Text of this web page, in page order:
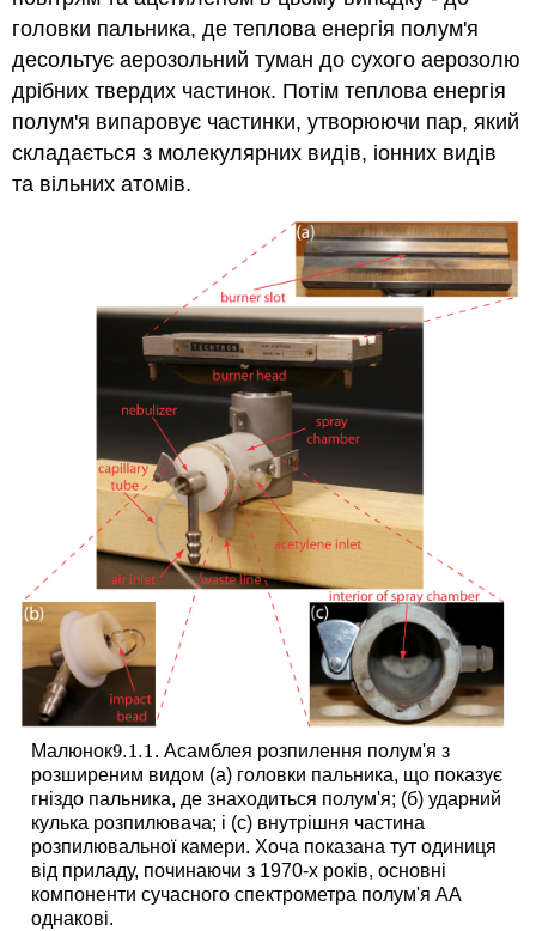
головки пальника, де теплова енергія полум'я
десольтує аерозольний туман до сухого аерозолю
дрібних твердих частинок. Потім теплова енергія
полум'я випаровує частинки, утворюючи пар, який
складається з молекулярних видів, іонних видів
та вільних атомів.
Малюнок9.1.1
9.1.1. Асамблея розпилення полум'я з
розширеним видом (а) головки пальника, що показує
гніздо пальника, де знаходиться полум'я; (б) ударний
кулька розпилювача; і (c) внутрішня частина
розпилювальної камери. Хоча показана тут одиниця
від приладу, починаючи з 1970-х років, основні
компоненти сучасного спектрометра полум'я AA
однакові.